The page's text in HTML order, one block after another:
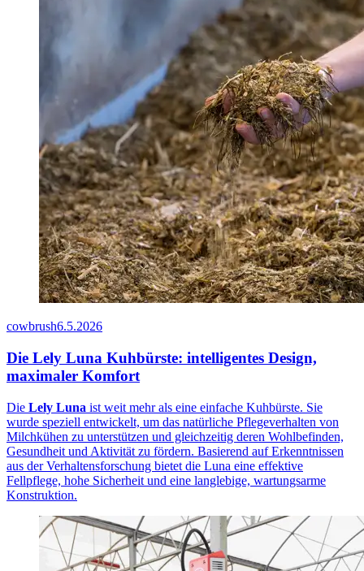
cowbrush6.5.2026
Die Lely Luna Kuhbürste: intelligentes Design,
maximaler Komfort
Die Lely Luna ist weit mehr als eine einfache Kuhbürste. Sie
wurde speziell entwickelt, um das natürliche Pflegeverhalten von
Milchkühen zu unterstützen und gleichzeitig deren Wohlbefinden,
Gesundheit und Aktivität zu fördern. Basierend auf Erkenntnissen
aus der Verhaltensforschung bietet die Luna eine effektive
Fellpflege, hohe Sicherheit und eine langlebige, wartungsarme
Konstruktion.